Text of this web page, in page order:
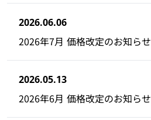
2026.06.06
2026年7月 価格改定のお知らせ
2026.05.13
2026年6月 価格改定のお知らせ